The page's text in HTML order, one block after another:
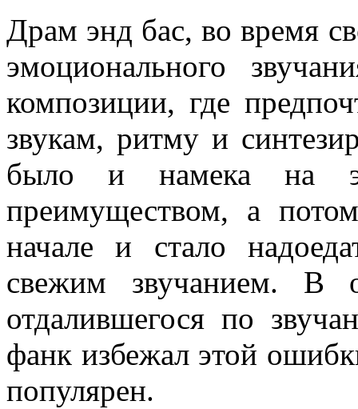
Драм энд бас, во время
эмоционального
композиции, где
звукам, ритму и
было и намека на
преимуществом, а
начале и стало
свежим звучанием. В
отдалившегося по
фанк избежал этой
популярен.